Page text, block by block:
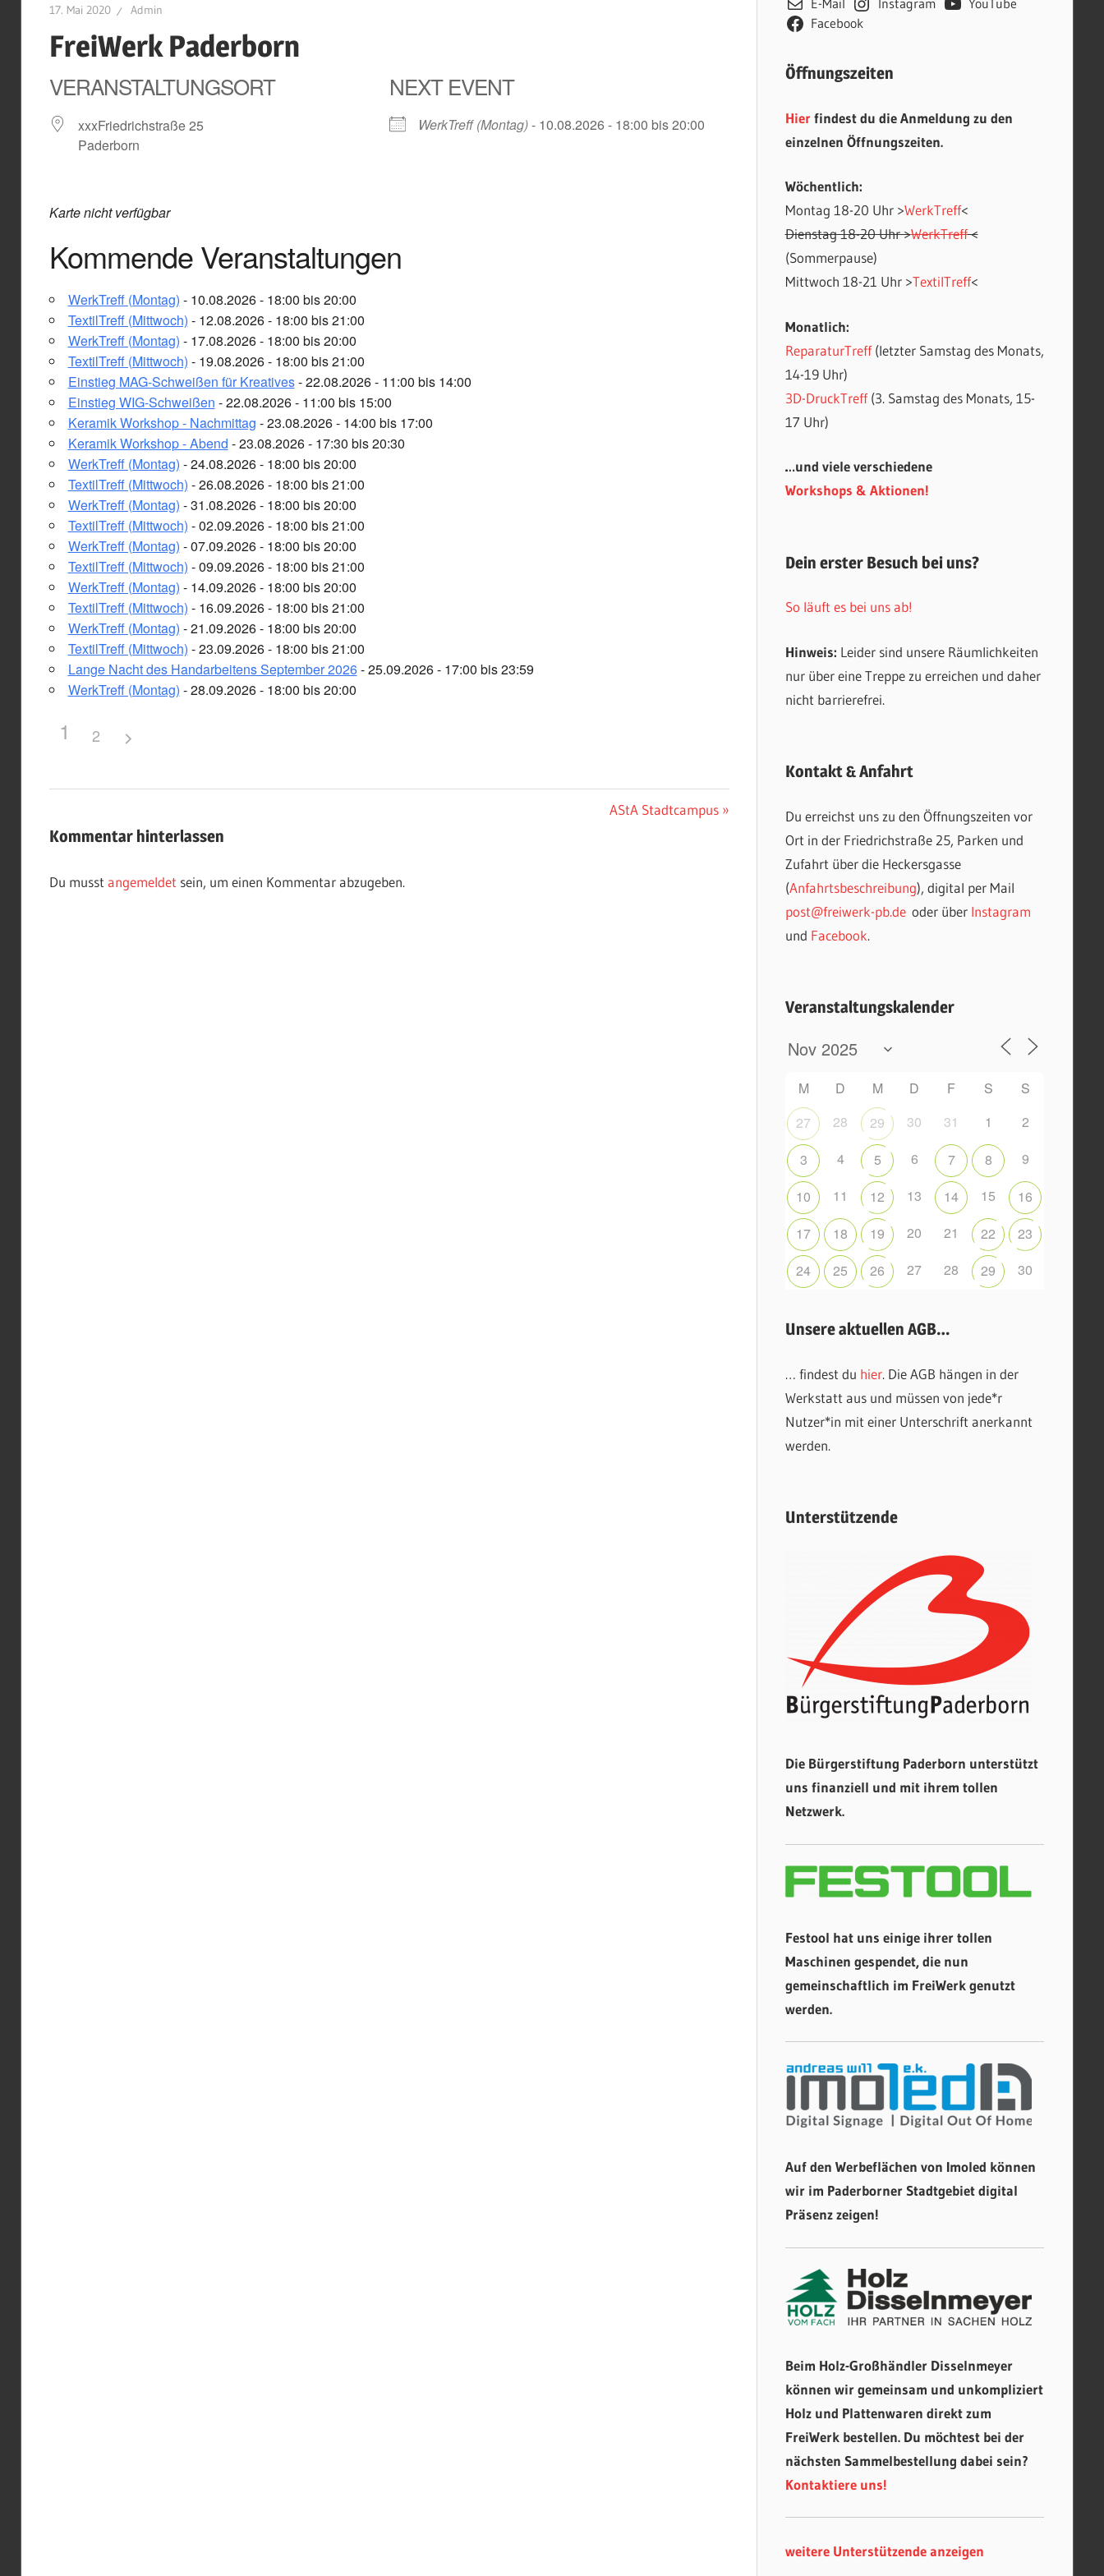
17. Mai 2020 Admin
FreiWerk Paderborn
VERANSTALTUNGSORT
xxxFriedrichstraße 25
Paderborn
NEXT EVENT
WerkTreff (Montag)- 10.08.2026 - 18:00 bis 20:00
Karte nicht verfügbar
Kommende Veranstaltungen
WerkTreff (Montag) - 10.08.2026 - 18:00 bis 20:00
TextilTreff (Mittwoch) - 12.08.2026 - 18:00 bis 21:00
WerkTreff (Montag) - 17.08.2026 - 18:00 bis 20:00
TextilTreff (Mittwoch) - 19.08.2026 - 18:00 bis 21:00
Einstieg MAG-Schweißen für Kreatives- 22.08.2026 - 11:00 bis 14:00
Einstieg WIG-Schweißen - 22.08.2026 - 11:00 bis 15:00
Keramik Workshop - Nachmittag - 23.08.2026 - 14:00 bis 17:00
Keramik Workshop - Abend - 23.08.2026 - 17:30 bis 20:30
WerkTreff (Montag) - 24.08.2026 - 18:00 bis 20:00
TextilTreff (Mittwoch) - 26.08.2026 - 18:00 bis 21:00
WerkTreff (Montag) - 31.08.2026 - 18:00 bis 20:00
TextilTreff (Mittwoch) - 02.09.2026 - 18:00 bis 21:00
WerkTreff (Montag) - 07.09.2026 - 18:00 bis 20:00
TextilTreff (Mittwoch) - 09.09.2026 - 18:00 bis 21:00
WerkTreff (Montag) - 14.09.2026 - 18:00 bis 20:00
TextilTreff (Mittwoch) - 16.09.2026 - 18:00 bis 21:00
WerkTreff (Montag) - 21.09.2026 - 18:00 bis 20:00
TextilTreff (Mittwoch) - 23.09.2026 - 18:00 bis 21:00
Lange Nacht des Handarbeitens September 2026- 25.09.2026 - 17:00 bis 23:59
WerkTreff (Montag) - 28.09.2026 - 18:00 bis 20:00
1 2
Nächster
AStA Stadtcampus
Kommentar hinterlassen
Du musst angemeldet sein, um einen Kommentar abzugeben.
E-Mail Instagram
YouTube
Facebook
Öffnungszeiten
Hierfindest du die Anmeldung zu den
einzelnen Öffnungszeiten.
Wöchentlich:
Montag 18-20 Uhr >WerkTreff<
Dienstag 18-20 Uhr >WerkTreff<
(Sommerpause)
Mittwoch 18-21 Uhr >TextilTreff<
Monatlich:
ReparaturTreff(letzter Samstag des Monats,
14-19 Uhr)
3D-DruckTreff(3. Samstag des Monats, 15-
17 Uhr)
…und viele verschiedene
Workshops & Aktionen!
Dein erster Besuch bei uns?
So läuft es bei uns ab!
Hinweis: Leider sind unsere Räumlichkeiten
nur über eine Treppe zu erreichen und daher
nicht barrierefrei.
Kontakt & Anfahrt
Du erreichst uns zu den Öffnungszeiten vor
Ort in der Friedrichstraße 25, Parken und
Zufahrt über die Heckersgasse
(Anfahrtsbeschreibung), digital per Mail
post@freiwerk-pb.deoder über Instagram
und Facebook.
Veranstaltungskalender
M D M D F S
S
27
28 29 30 31 1
2
3
4 5 6 7 8
9
10
11 12 13 14 15
16
17
18 19 20 21 22
23
24
25 26 27 28 29 30
Unsere aktuellen AGB…
… findest du hier. Die AGB hängen in der
Werkstatt aus und müssen von jede*r
Nutzer*in mit einer Unterschrift anerkannt
werden.
Unterstützende
Die Bürgerstiftung Paderborn unterstützt
uns finanziell und mit ihrem tollen
Netzwerk.
Festool hat uns einige ihrer tollen
Maschinen gespendet, die nun
gemeinschaftlich im FreiWerk genutzt
werden.
Auf den Werbeflächen von Imoled können
wir im Paderborner Stadtgebiet digital
Präsenz zeigen!
Beim Holz-Großhändler Disselnmeyer
können wir gemeinsam und unkompliziert
Holz und Plattenwaren direkt zum
FreiWerk bestellen. Du möchtest bei der
nächsten Sammelbestellung dabei sein?
Kontaktiere uns!
weitere Unterstützende anzeigen